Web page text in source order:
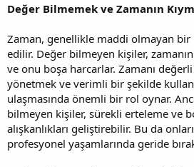
Değer Bilmemek ve Zamanın
Zaman, genellikle maddi olmayan bir
edilir. Değer bilmeyen kişiler,
ve onu boşa harcarlar. Zamanı
yönetmek ve verimli bir şekilde
ulaşmasında önemli bir rol oynar.
bilmeyen kişiler, sürekli erteleme ve
alışkanlıkları geliştirebilir. Bu da
profesyonel yaşamlarında geride